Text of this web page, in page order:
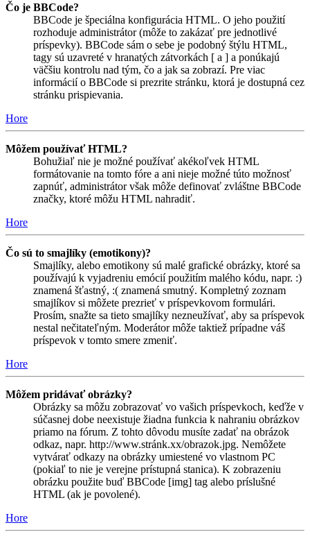
Čo je BBCode?
BBCode je špeciálna konfigurácia HTML. O jeho použití
rozhoduje administrátor (môže to zakázať pre jednotlivé
príspevky). BBCode sám o sebe je podobný štýlu HTML,
tagy sú uzavreté v hranatých zátvorkách [ a ] a ponúkajú
väčšiu kontrolu nad tým, čo a jak sa zobrazí. Pre viac
informácií o BBCode si prezrite stránku, ktorá je dostupná cez
stránku prispievania.
Hore
Môžem používať HTML?
Bohužiaľ nie je možné používať akékoľvek HTML
formátovanie na tomto fóre a ani nieje možné túto možnosť
zapnúť, administrátor však môže definovať zvláštne BBCode
značky, ktoré môžu HTML nahradiť.
Hore
Čo sú to smajlíky (emotikony)?
Smajlíky, alebo emotikony sú malé grafické obrázky, ktoré sa
používajú k vyjadreniu emócií použitím malého kódu, napr. :)
znamená šťastný, :( znamená smutný. Kompletný zoznam
smajlíkov si môžete prezrieť v príspevkovom formulári.
Prosím, snažte sa tieto smajlíky nezneužívať, aby sa príspevok
nestal nečitateľným. Moderátor môže taktiež prípadne váš
príspevok v tomto smere zmeniť.
Hore
Môžem pridávať obrázky?
Obrázky sa môžu zobrazovať vo vašich príspevkoch, keďže v
súčasnej dobe neexistuje žiadna funkcia k nahraniu obrázkov
priamo na fórum. Z tohto dôvodu musíte zadať na obrázok
odkaz, napr. http://www.stránk.xx/obrazok.jpg. Nemôžete
vytvárať odkazy na obrázky umiestené vo vlastnom PC
(pokiaľ to nie je verejne prístupná stanica). K zobrazeniu
obrázku použite buď BBCode [img] tag alebo príslušné
HTML (ak je povolené).
Hore